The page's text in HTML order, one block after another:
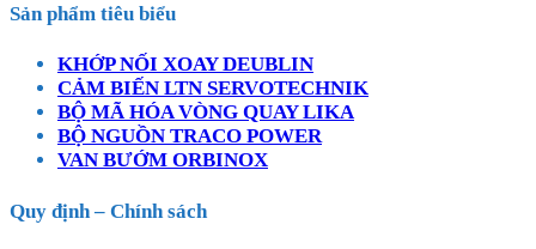
Sản phẩm tiêu biểu
KHỚP NỐI XOAY DEUBLIN
CẢM BIẾN LTN SERVOTECHNIK
BỘ MÃ HÓA VÒNG QUAY LIKA
BỘ NGUỒN TRACO POWER
VAN BƯỚM ORBINOX
Quy định – Chính sách